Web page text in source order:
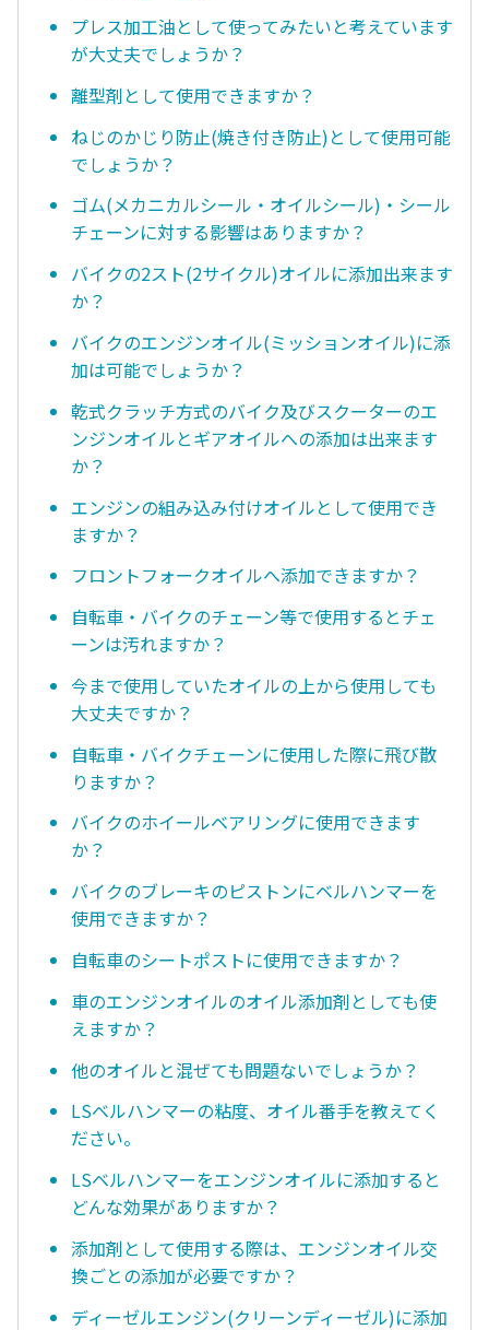
プレス加工油として使ってみたいと考えています
が大丈夫でしょうか？
離型剤として使用できますか？
ねじのかじり防止(焼き付き防止)として使用可能
でしょうか？
ゴム(メカニカルシール・オイルシール)・シール
チェーンに対する影響はありますか？
バイクの2スト(2サイクル)オイルに添加出来ます
か？
バイクのエンジンオイル(ミッションオイル)に添
加は可能でしょうか？
乾式クラッチ方式のバイク及びスクーターのエ
ンジンオイルとギアオイルへの添加は出来ます
か？
エンジンの組み込み付けオイルとして使用でき
ますか？
フロントフォークオイルへ添加できますか？
自転車・バイクのチェーン等で使用するとチェ
ーンは汚れますか？
今まで使用していたオイルの上から使用しても
大丈夫ですか？
自転車・バイクチェーンに使用した際に飛び散
りますか？
バイクのホイールベアリングに使用できます
か？
バイクのブレーキのピストンにベルハンマーを
使用できますか？
自転車のシートポストに使用できますか？
車のエンジンオイルのオイル添加剤としても使
えますか？
他のオイルと混ぜても問題ないでしょうか？
LSベルハンマーの粘度、オイル番手を教えてく
ださい。
LSベルハンマーをエンジンオイルに添加すると
どんな効果がありますか？
添加剤として使用する際は、エンジンオイル交
換ごとの添加が必要ですか？
ディーゼルエンジン(クリーンディーゼル)に添加